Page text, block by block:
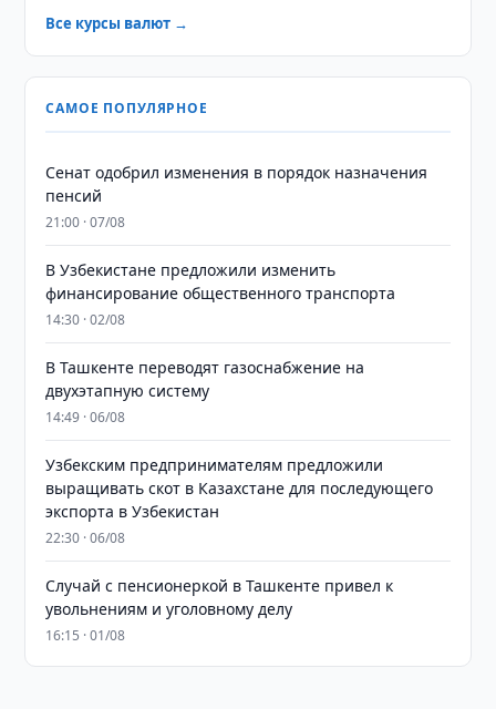
Все курсы валют →
САМОЕ ПОПУЛЯРНОЕ
Сенат одобрил изменения в порядок назначения
пенсий
21:00 · 07/08
В Узбекистане предложили изменить
финансирование общественного транспорта
14:30 · 02/08
В Ташкенте переводят газоснабжение на
двухэтапную систему
14:49 · 06/08
Узбекским предпринимателям предложили
выращивать скот в Казахстане для последующего
экспорта в Узбекистан
22:30 · 06/08
Случай с пенсионеркой в Ташкенте привел к
увольнениям и уголовному делу
16:15 · 01/08